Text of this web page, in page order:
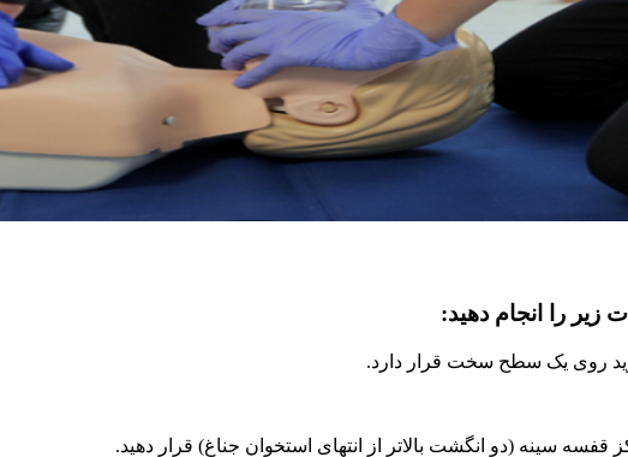
زیر را انجام دهید:
روی یک سطح سخت قرار دارد.
سینه (دو انگشت بالاتر از انتهای ا‌ستخوان جناغ) قرار دهید.